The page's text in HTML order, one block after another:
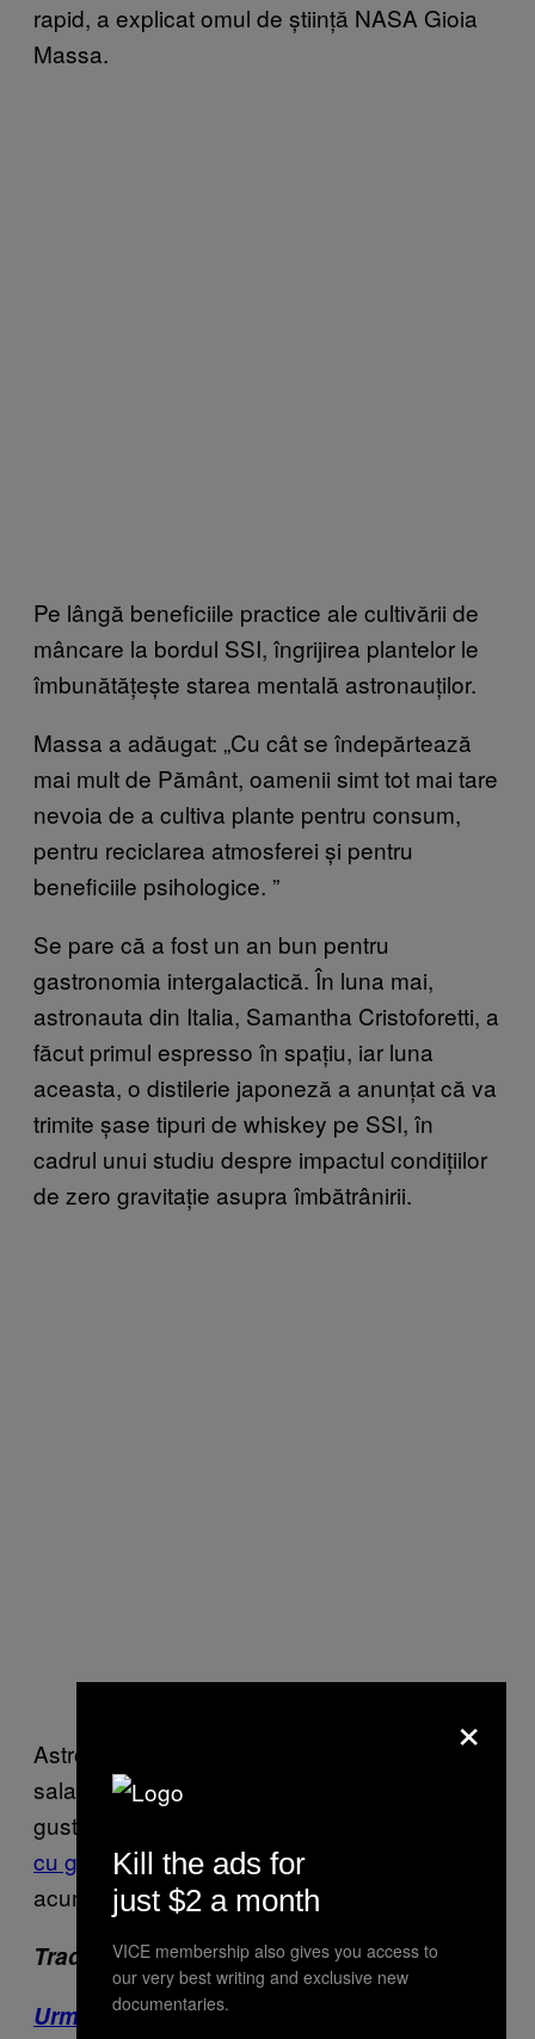
rapid, a explicat omul de știință NASA Gioia
Massa.
Pe lângă beneficiile practice ale cultivării de
mâncare la bordul SSI, îngrijirea plantelor le
îmbunătățește starea mentală astronauților.
Massa a adăugat: „Cu cât se îndepărtează
mai mult de Pământ, oamenii simt tot mai tare
nevoia de a cultiva plante pentru consum,
pentru reciclarea atmosferei și pentru
beneficiile psihologice. ”
Se pare că a fost un an bun pentru
gastronomia intergalactică. În luna mai,
astronauta din Italia, Samantha Cristoforetti, a
făcut primul espresso în spațiu, iar luna
aceasta, o distilerie japoneză a anunțat că va
trimite șase tipuri de whiskey pe SSI, în
cadrul unui studiu despre impactul condițiilor
de zero gravitație asupra îmbătrânirii.
Astronauții urmează să raporteze ce gust are
salata spațială și le ținem pumnii să fie mai
gustoasă decât
cu gust de cretăpe care au mâncat-o până
acum.
Traducere: Oana Maria Zaharia
Urmărește VICE pe Facebook
×
Kill the ads for
just $2 a month
VICE membership also gives you access to
our very best writing and exclusive new
documentaries.